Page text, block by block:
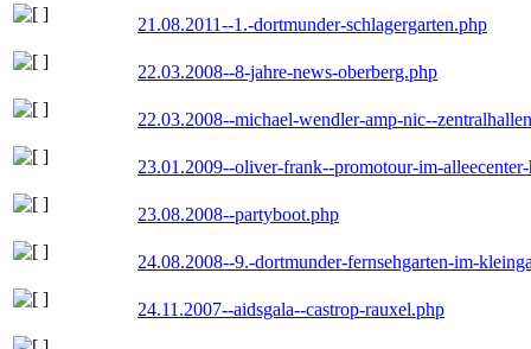
21.08.2011--1.-dortmunder-schlagergarten.php
22.03.2008--8-jahre-news-oberberg.php
22.03.2008--michael-wendler-amp-nic--
23.01.2009--oliver-frank--promotour-im-
23.08.2008--partyboot.php
24.08.2008--9.-dortmunder-fernsehgarten-im-
24.11.2007--aidsgala--castrop-rauxel.php